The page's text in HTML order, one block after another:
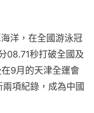
洋，在全國游泳冠
08.71秒打破全國及
9月的天津全運會
項紀錄，成為中國